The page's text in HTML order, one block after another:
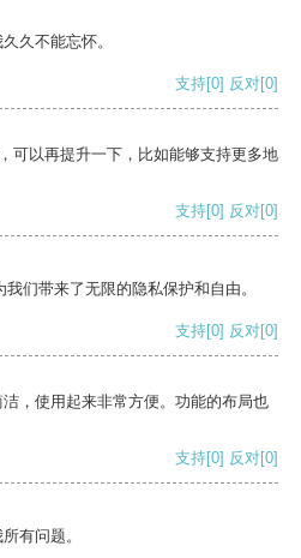
久不能忘怀。
支持[0] 反对[0]
可以再提升一下，比如能够支持更多地
支持[0] 反对[0]
们带来了无限的隐私保护和自由。
支持[0] 反对[0]
，使用起来非常方便。功能的布局也
支持[0] 反对[0]
有问题。